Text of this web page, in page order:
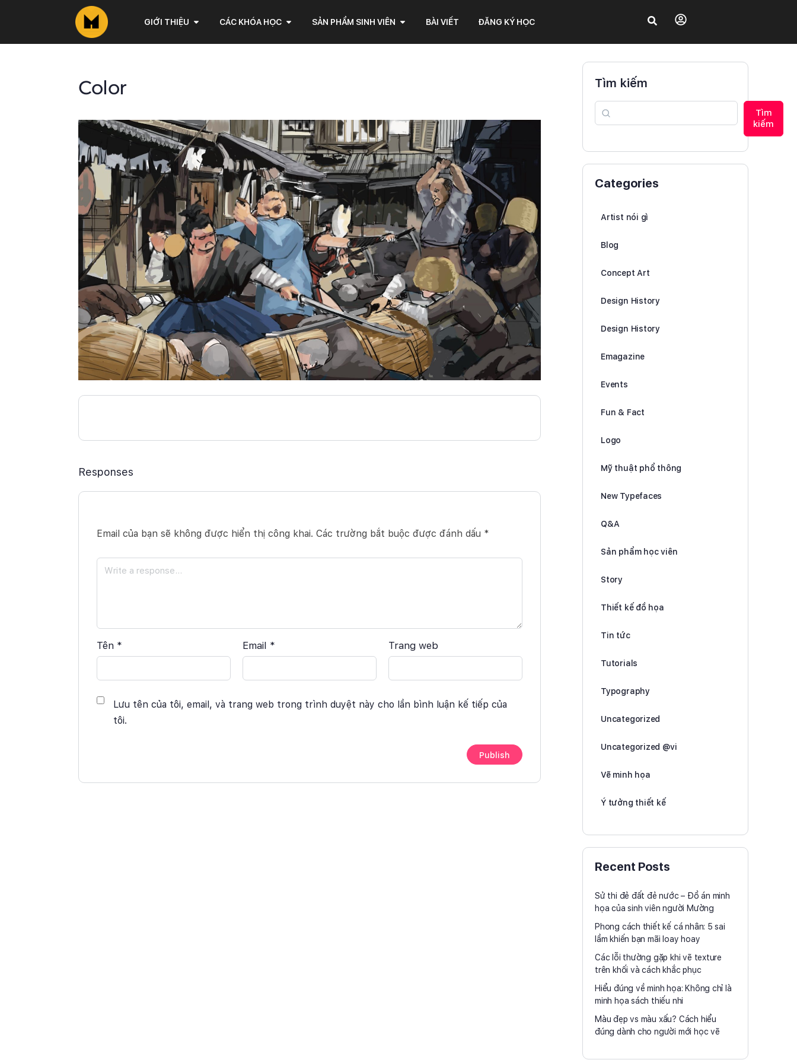
GIỚI THIỆU CÁC KHÓA HỌC SẢN PHẨM SINH VIÊN BÀI VIẾT ĐĂNG KÝ HỌC
Color
Responses
Email của bạn sẽ không được hiển thị công khai. Các trường bắt buộc được đánh dấu *
Tên * Email * Trang web
Lưu tên của tôi, email, và trang web trong trình duyệt này cho lần bình luận kế tiếp của
tôi.
Tìm kiếm
Tìm
kiếm
Categories
Artist nói gì
Blog
Concept Art
Design History
Design History
Emagazine
Events
Fun & Fact
Logo
Mỹ thuật phổ thông
New Typefaces
Q&A
Sản phẩm học viên
Story
Thiết kế đồ họa
Tin tức
Tutorials
Typography
Uncategorized
Uncategorized @vi
Vẽ minh họa
Ý tưởng thiết kế
Recent Posts
Sử thi đẻ đất đẻ nước – Đồ án minh
họa của sinh viên người Mường
Phong cách thiết kế cá nhân: 5 sai
lầm khiến bạn mãi loay hoay
Các lỗi thường gặp khi vẽ texture
trên khối và cách khắc phục
Hiểu đúng về minh họa: Không chỉ là
minh họa sách thiếu nhi
Màu đẹp vs màu xấu? Cách hiểu
đúng dành cho người mới học vẽ